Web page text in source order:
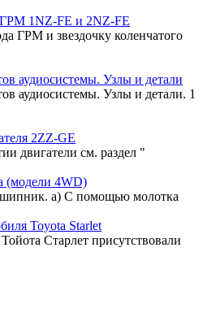
ГРМ 1NZ-FE и 2NZ-FE
ГРМ и звездочку коленчатого
аудиосистемы. Узлы и детали
аудиосистемы. Узлы и детали. 1
2ZZ-GE
двигатели см. раздел "
(модели 4WD)
а) С помощью молотка
Toyota Starlet
Старлет присутствовали